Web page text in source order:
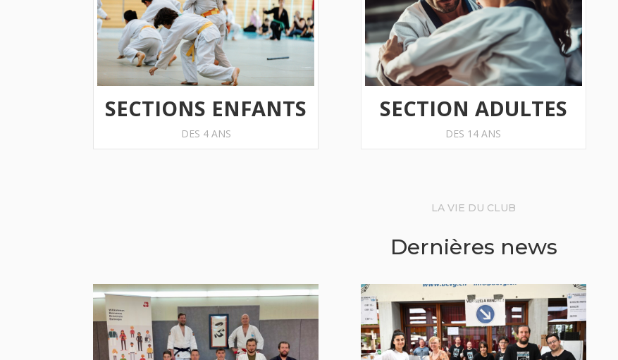
SECTIONS ENFANTS
DES 4 ANS
SECTION ADULTES
DES 14 ANS
LA VIE DU CLUB
Dernières news